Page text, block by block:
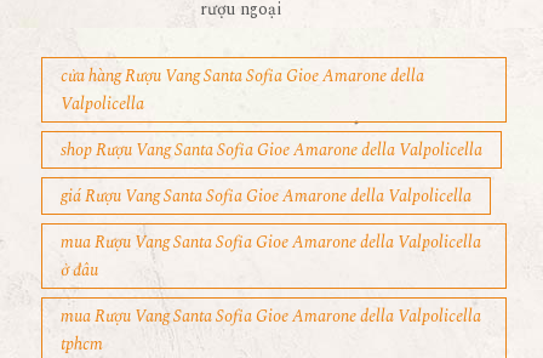
rượu ngoại
cửa hàng Rượu Vang Santa Sofia Gioe Amarone della
Valpolicella
shop Rượu Vang Santa Sofia Gioe Amarone della Valpolicella
giá Rượu Vang Santa Sofia Gioe Amarone della Valpolicella
mua Rượu Vang Santa Sofia Gioe Amarone della Valpolicella
ở đâu
mua Rượu Vang Santa Sofia Gioe Amarone della Valpolicella
tphcm